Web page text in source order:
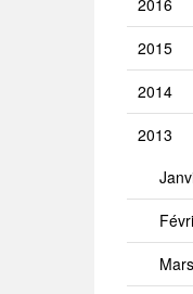
2016
2015
2014
2013
Mars